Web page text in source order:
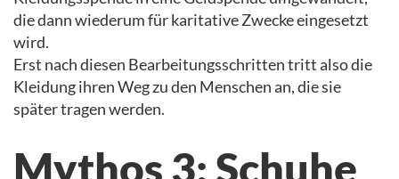
die dann wiederum für karitative Zwecke eingesetzt
wird.
Erst nach diesen Bearbeitungsschritten tritt also die
Kleidung ihren Weg zu den Menschen an, die sie
später tragen werden.
Mythos 3: Schuhe